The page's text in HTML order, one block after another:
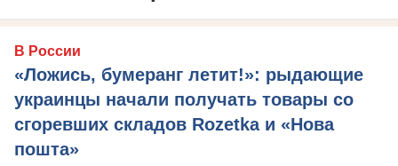
В России
«Ложись, бумеранг летит!»: рыдающие
украинцы начали получать товары со
сгоревших складов Rozetka и «Нова
пошта»